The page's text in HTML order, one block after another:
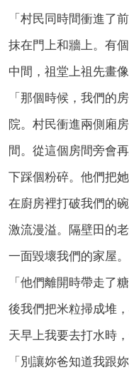
「村民同時間衝進了
抹在門上和牆上。有
中間，祖堂上祖先畫
「那個時候，我們的
院。村民衝進兩側廂
間。從這個房間旁會
下踩個粉碎。他們把
在廚房裡打破我們的
激流漫溢。隔壁田的
一面毀壞我們的家屋。
「他們離開時帶走了
後我們把米粒掃成堆
天早上我要去打水時
「別讓妳爸知道我跟